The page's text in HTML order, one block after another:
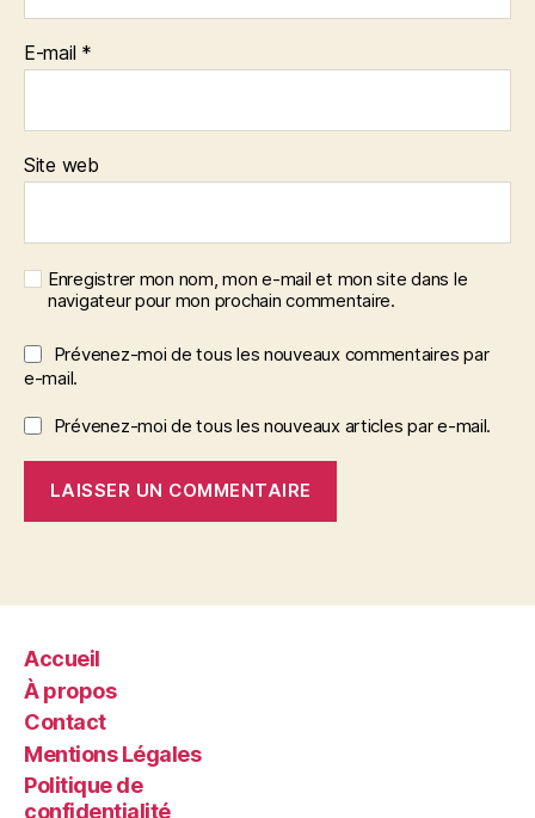
E-mail *
Site web
Enregistrer mon nom, mon e-mail et mon site dans le
navigateur pour mon prochain commentaire.
Prévenez-moi de tous les nouveaux commentaires par
e-mail.
Prévenez-moi de tous les nouveaux articles par e-mail.
Accueil
À propos
Contact
Mentions Légales
Politique de
confidentialité